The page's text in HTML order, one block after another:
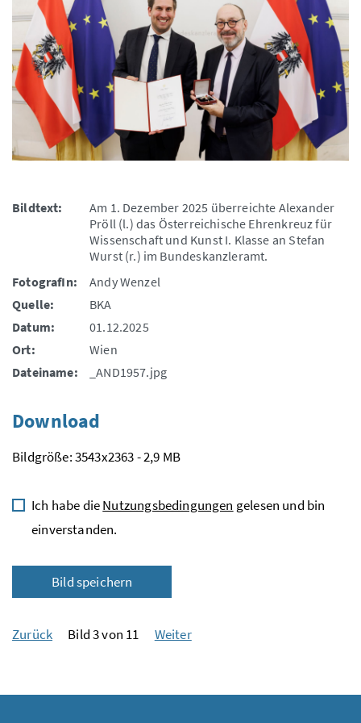
Bildtext:
Am 1. Dezember 2025 überreichte Alexander
Pröll (l.) das Österreichische Ehrenkreuz für
Wissenschaft und Kunst I. Klasse an Stefan
Wurst (r.) im Bundeskanzleramt.
FotografIn:
Andy Wenzel
Quelle:
BKA
Datum:
01.12.2025
Ort:
Wien
Dateiname:
_AND1957.jpg
Download
Bildgröße: 3543x2363 - 2,9 MB
Ich habe dieNutzungsbedingungen gelesen und bin
einverstanden.
Bild speichern
Zurück Bild 3 von 11 Weiter